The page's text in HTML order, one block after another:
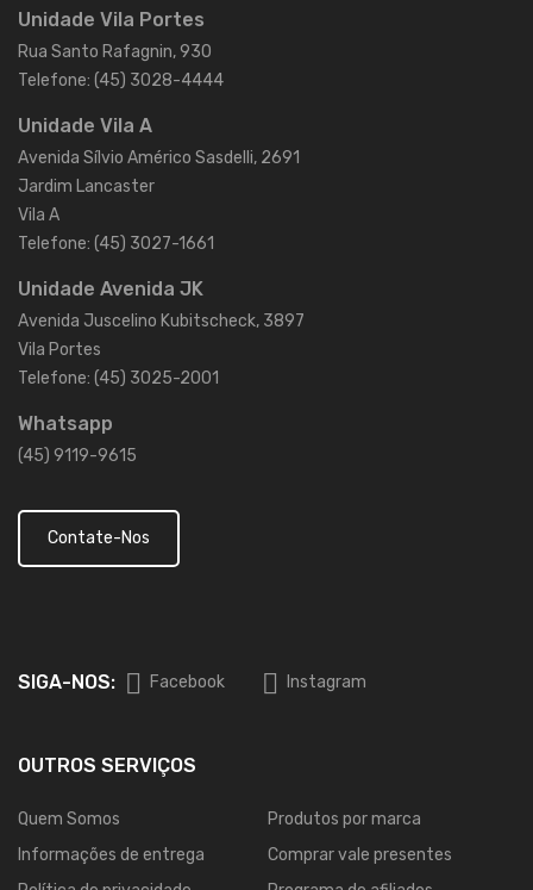
Unidade Vila Portes
Rua Santo Rafagnin, 930
Telefone: (45) 3028-4444
Unidade Vila A
Avenida Sílvio Américo Sasdelli, 2691
Jardim Lancaster
Vila A
Telefone: (45) 3027-1661
Unidade Avenida JK
Avenida Juscelino Kubitscheck, 3897
Vila Portes
Telefone: (45) 3025-2001
Whatsapp
(45) 9119-9615
Contate-Nos
SIGA-NOS: Facebook Instagram
OUTROS SERVIÇOS
Quem Somos
Informações de entrega
Produtos por marca
Comprar vale presentes